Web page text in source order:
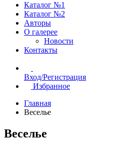
Каталог №1
Каталог №2
Авторы
О галерее
Новости
Контакты
Вход/Регистрация
Избранное
Главная
Веселье
Веселье